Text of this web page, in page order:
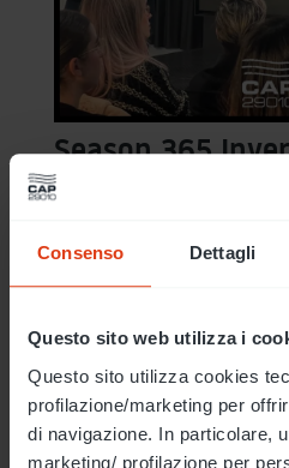
Consenso Dettagli
Questo sito web utilizza i
Questo sito utilizza cookies
profilazione/marketing per
di navigazione. In particolare,
marketing/ profilazione per
Season 365
8 Gen, 2026
Metodologia Didattica:
vendite attraverso la
Season 365 è il format con
Lucia Guastafierro che ti
al...